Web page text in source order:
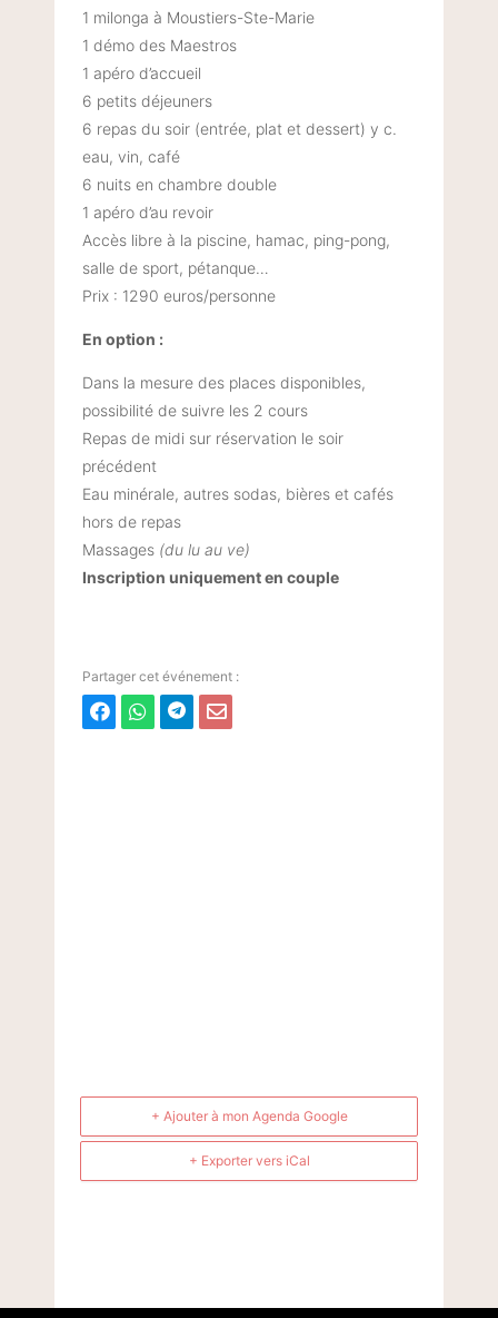
1 milonga à Moustiers-Ste-Marie
1 démo des Maestros
1 apéro d’accueil
6 petits déjeuners
6 repas du soir (entrée, plat et dessert) y c.
eau, vin, café
6 nuits en chambre double
1 apéro d’au revoir
Accès libre à la piscine, hamac, ping-pong,
salle de sport, pétanque…
Prix : 1290 euros/personne
En option :
Dans la mesure des places disponibles,
possibilité de suivre les 2 cours
Repas de midi sur réservation le soir
précédent
Eau minérale, autres sodas, bières et cafés
hors de repas
Massages (du lu au ve)
Inscription uniquement en couple
+ Ajouter à mon Agenda Google
+ Exporter vers iCal